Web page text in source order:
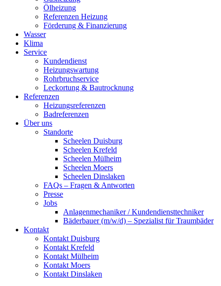
Ölheizung
Referenzen Heizung
Förderung & Finanzierung
Wasser
Klima
Service
Kundendienst
Heizungswartung
Rohrbruchservice
Leckortung & Bautrocknung
Referenzen
Heizungsreferenzen
Badreferenzen
Über uns
Standorte
Scheelen Duisburg
Scheelen Krefeld
Scheelen Mülheim
Scheelen Moers
Scheelen Dinslaken
FAQs – Fragen & Antworten
Presse
Jobs
Anlagenmechaniker / Kundendiensttechniker
Bäderbauer (m/w/d) – Spezialist für Traumbäder
Kontakt
Kontakt Duisburg
Kontakt Krefeld
Kontakt Mülheim
Kontakt Moers
Kontakt Dinslaken